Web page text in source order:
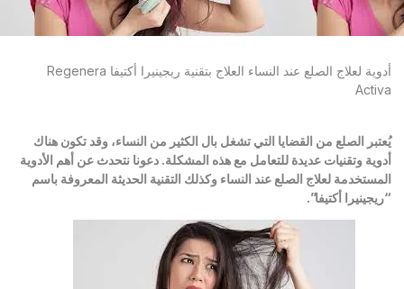
أدوية لعلاج الصلع عند النساء العلاج بتقنية ريجينيرا أكتيفا Regenera
Activa
يُعتبر الصلع من القضايا التي تشغل بال الكثير من النساء، وقد تكون هناك
أدوية وتقنيات عديدة للتعامل مع هذه المشكلة. دعونا نتحدث عن أهم الأدوية
المستخدمة لعلاج الصلع عند النساء وكذلك التقنية الحديثة المعروفة باسم
“ريجينيرا أكتيفا”.